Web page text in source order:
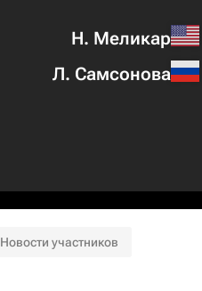
Н. Меликар
Л. Самсонова
Новости участников